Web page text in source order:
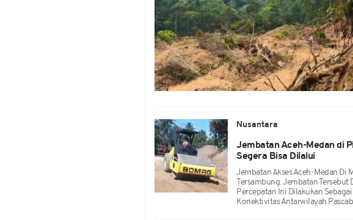
Nusantara
Jembatan Aceh-Medan di
Segera Bisa Dilalui
Jembatan Akses Aceh-Medan Di
Tersambung. Jembatan Tersebut
Percepatan Ini Dilakukan
Konektivitas Antarwilayah